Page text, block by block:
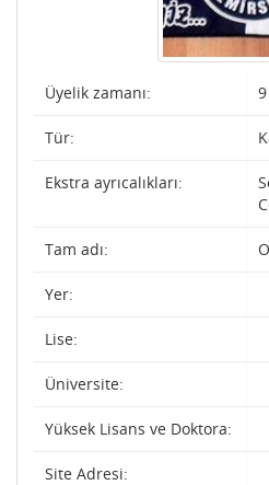
Üyelik zamanı:
Tür:
Ekstra ayrıcalıkları:
Tam adı:
Yer:
Lise:
Üniversite:
Yüksek Lisans ve Doktora:
Site Adresi: